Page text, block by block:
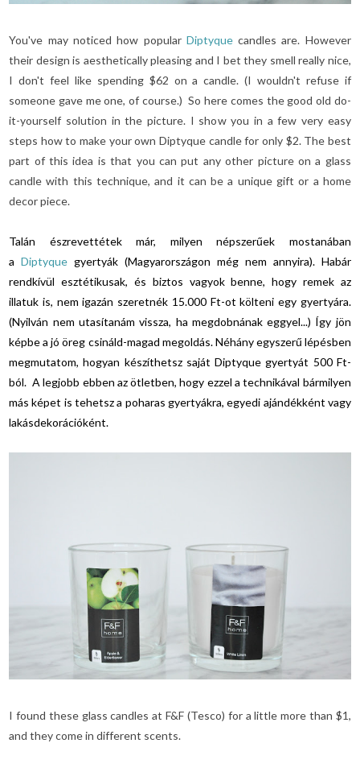
You've may noticed how popular Diptyquecandles are. However
their design is aesthetically pleasing and I bet they smell really nice,
I don't feel like spending $62 on a candle. (I wouldn't refuse if
someone gave me one, of course.) So here comes the good old do-
it-yourself solution in the picture. I show you in a few very easy
steps how to make your own Diptyque candle for only $2. The best
part of this idea is that you can put any other picture on a glass
candle with this technique, and it can be a unique gift or a home
decor piece.
Talán észrevettétek már, milyen népszerűek mostanában
aDiptyque gyertyák (Magyarországon még nem annyira). Habár
rendkívül esztétikusak, és biztos vagyok benne, hogy remek az
illatuk is, nem igazán szeretnék 15.000 Ft-ot költeni egy gyertyára.
(Nyilván nem utasítanám vissza, ha megdobnának eggyel...) Így jön
képbe a jó öreg csináld-magad megoldás. Néhány egyszerű lépésben
megmutatom, hogyan készíthetsz saját Diptyque gyertyát 500 Ft-
ból. A legjobb ebben az ötletben, hogy ezzel a technikával bármilyen
más képet is tehetsz a poharas gyertyákra, egyedi ajándékként vagy
lakásdekorációként.
I found these glass candles at F&F (Tesco) for a little more than $1,
and they come in different scents.